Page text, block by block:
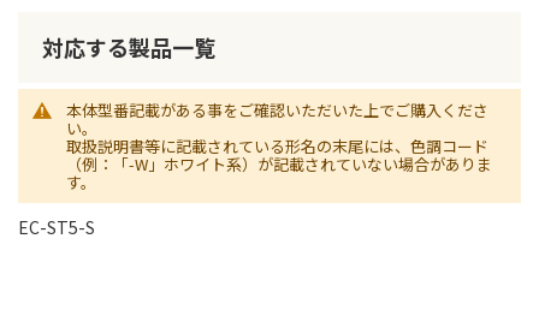
対応する製品一覧
本体型番記載がある事をご確認いただいた上でご購入くださ
い。
取扱説明書等に記載されている形名の末尾には、色調コード
（例：「-W」ホワイト系）が記載されていない場合がありま
す。
EC-ST5-S